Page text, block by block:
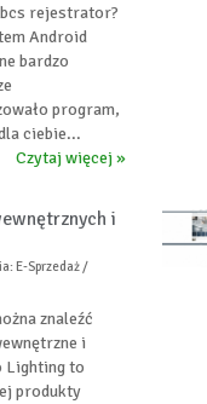
rejestrator?
Android
bardzo
program,
ciebie...
Czytaj więcej »
i
E-Sprzedaż /
znaleźć
i
Lighting to
produkty